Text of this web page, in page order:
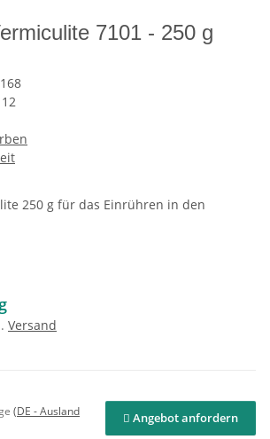
7101 - 250 g
250 g für das Einrühren in den
Versand
(DE - Ausland
Angebot anfordern